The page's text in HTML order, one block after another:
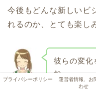
今後もどんな新しいビ
れるのか、とても楽し
よつば
彼らの変化
ね。
プライバシーポリシー
運営者情報、お
わせ